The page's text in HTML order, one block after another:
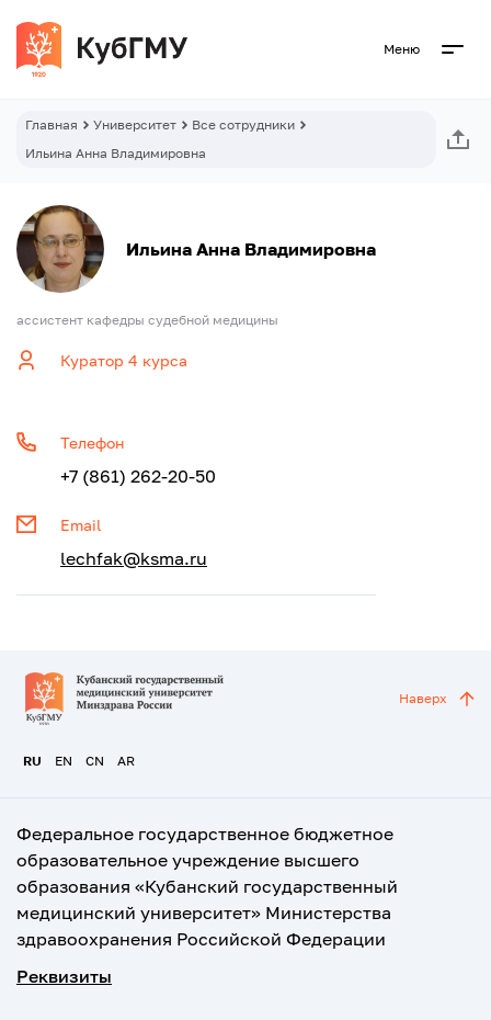
Меню
Главная Университет
Все сотрудники
Ильина Анна Владимировна
Ильина Анна Владимировна
ассистент кафедры судебной медицины
Куратор 4 курса
Телефон
+7 (861) 262-20-50
Email
lechfak@ksma.ru
RU EN CN AR
Наверх
Федеральное государственное бюджетное
образовательное учреждение высшего
образования «Кубанский государственный
медицинский университет» Министерства
здравоохранения Российской Федерации
Реквизиты